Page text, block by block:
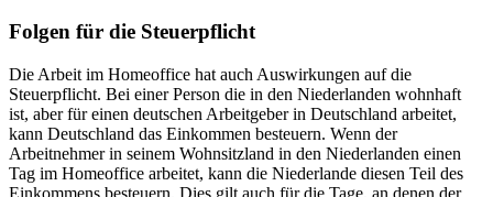
Folgen für die Steuerpflicht
Die Arbeit im Homeoffice hat auch Auswirkungen auf die
Steuerpflicht. Bei einer Person die in den Niederlanden wohnhaft
ist, aber für einen deutschen Arbeitgeber in Deutschland arbeitet,
kann Deutschland das Einkommen besteuern. Wenn der
Arbeitnehmer in seinem Wohnsitzland in den Niederlanden einen
Tag im Homeoffice arbeitet, kann die Niederlande diesen Teil des
Einkommens besteuern. Dies gilt auch für die Tage, an denen der